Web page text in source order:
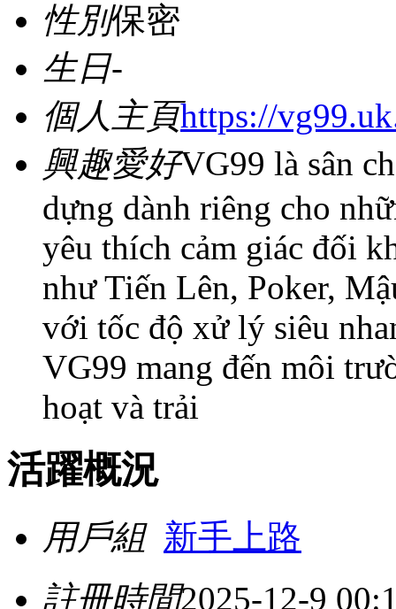
性別保密
生日-
個人主頁https://
興趣愛好VG99 là sân
dựng dành riêng cho
yêu thích cảm giác đối
như Tiến Lên, Poker,
với tốc độ xử lý siêu
VG99 mang đến môi
hoạt và trải
活躍概況
用戶組 新手上路
註冊時間2025-12-9